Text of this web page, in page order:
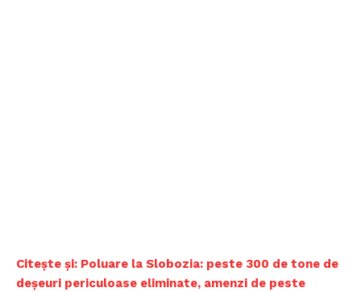
Citește și: Poluare la Slobozia: peste 300 de tone de
deșeuri periculoase eliminate, amenzi de peste